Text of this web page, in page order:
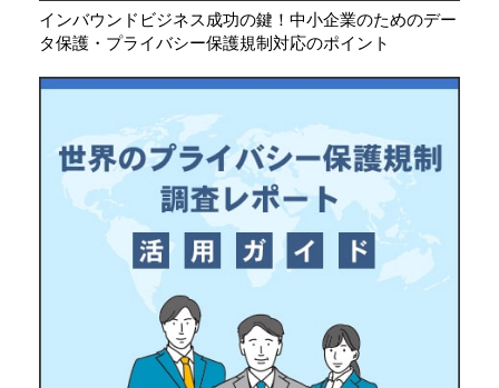
インバウンドビジネス成功の鍵！中小企業のためのデー
タ保護・プライバシー保護規制対応のポイント